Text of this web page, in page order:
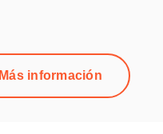
Más información